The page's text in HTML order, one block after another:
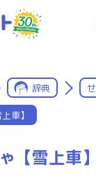
辞典 せ
車】
【雪上車】